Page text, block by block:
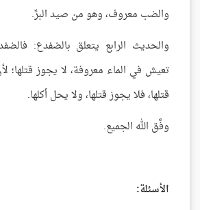
والضب معروف، وهو من صيد البرِّ.
والحديث الرابع يتعلق بالضفدع:
تعيش في الماء معروفة، لا يجوز قتلها؛
قتلها، فلا يجوز قتلها، ولا يحل أكلها.
وفَّق الله الجميع.
الأسئلة: